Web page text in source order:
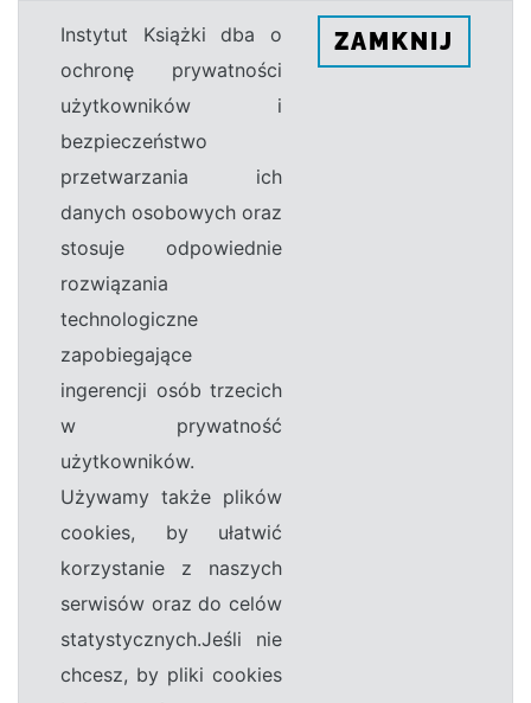
Instytut Książki dba o
ochronę prywatności
użytkowników i
bezpieczeństwo
przetwarzania ich
danych osobowych oraz
stosuje odpowiednie
rozwiązania
technologiczne
zapobiegające
ingerencji osób trzecich
w prywatność
użytkowników.
Używamy także plików
cookies, by ułatwić
korzystanie z naszych
serwisów oraz do celów
statystycznych.Jeśli nie
chcesz, by pliki cookies
ZAMKNIJ